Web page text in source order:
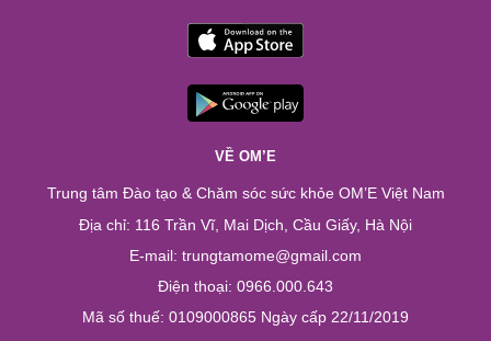
VỀ OM’E
Trung tâm Đào tạo & Chăm sóc sức khỏe OM’E Việt Nam
Địa chỉ: 116 Trần Vĩ, Mai Dịch, Cầu Giấy, Hà Nội
E-mail: trungtamome@gmail.com
Điện thoại: 0966.000.643
Mã số thuế: 0109000865 Ngày cấp 22/11/2019